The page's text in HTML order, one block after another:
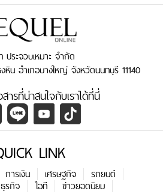
ประจวบเหมาะ จำกัด
หิน อำเภอบางใหญ่ จังหวัดนนทบุรี 11140
ารที่น่าสนใจกับเราได้ที่นี่
LINK
การเงิน เศรษฐกิจ
รถยนต์
ธุรกิจ ไอที
ข่าวยอดนิยม